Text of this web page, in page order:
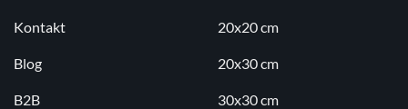
Kontakt
Blog
B2B
20x20 cm
20x30 cm
30x30 cm